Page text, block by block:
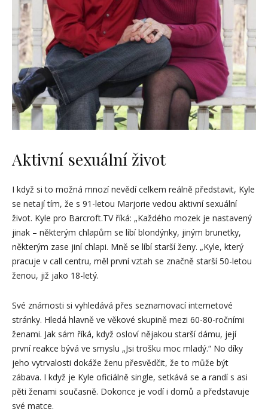
Aktivní sexuální život
I když si to možná mnozí nevědí celkem reálně představit, Kyle
se netají tím, že s 91-letou Marjorie vedou aktivní sexuální
život. Kyle pro Barcroft.TV říká: „Každého mozek je nastavený
jinak – některým chlapům se líbí blondýnky, jiným brunetky,
některým zase jiní chlapi. Mně se líbí starší ženy. „Kyle, který
pracuje v call centru, měl první vztah se značně starší 50-letou
ženou, již jako 18-letý.
Své známosti si vyhledává přes seznamovací internetové
stránky. Hledá hlavně ve věkové skupině mezi 60-80-ročními
ženami. Jak sám říká, když osloví nějakou starší dámu, její
první reakce bývá ve smyslu „Jsi trošku moc mladý.“ No díky
jeho vytrvalosti dokáže ženu přesvědčit, že to může být
zábava. I když je Kyle oficiálně single, setkává se a randí s asi
pěti ženami současně. Dokonce je vodí i domů a představuje
své matce.